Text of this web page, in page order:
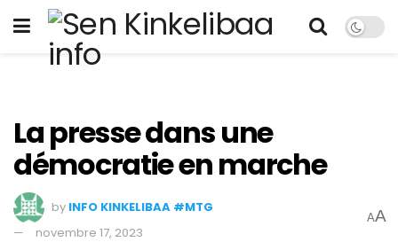
La presse dans une
démocratie en marche
by INFO KINKELIBAA #MTG
novembre 17, 2023
AA